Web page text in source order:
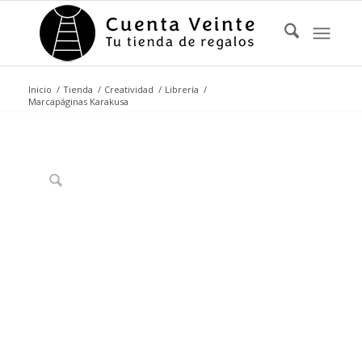
Inicio / Tienda / Creatividad / Librería /
Marcapáginas Karakusa